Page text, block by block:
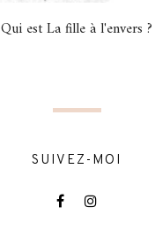
Qui est La fille à l'envers ?
SUIVEZ-MOI